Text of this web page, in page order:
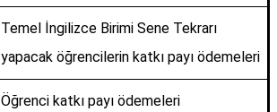
Temel İngilizce Birimi Sene Tekrarı
yapacak öğrencilerin katkı payı ödemeleri
Öğrenci katkı payı ödemeleri